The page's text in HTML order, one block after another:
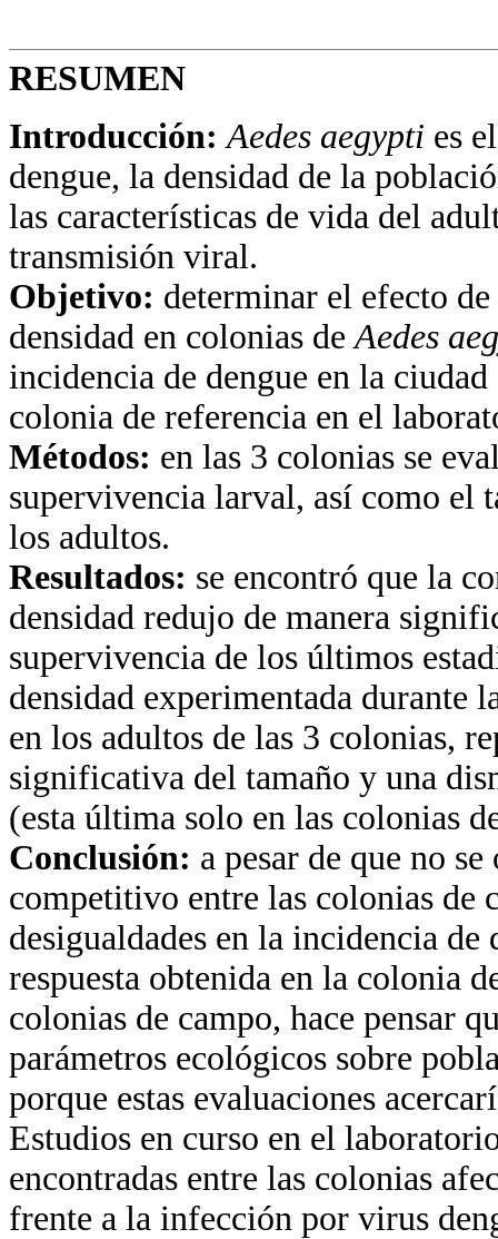
RESUMEN
Introducción:Aedes aegypti es
dengue, la densidad de la
las características de vida del
transmisión viral.
Objetivo: determinar el efecto
densidad en colonias deAedes
incidencia de dengue en la
colonia de referencia en el
Métodos: en las 3 colonias se
supervivencia larval, así como el
los adultos.
Resultados: se encontró que la
densidad redujo de manera
supervivencia de los últimos
densidad experimentada durante
en los adultos de las 3 colonias,
significativa del tamaño y una
(esta última solo en las colonias
Conclusión: a pesar de que no
competitivo entre las colonias de
desigualdades en la incidencia
respuesta obtenida en la colonia
colonias de campo, hace pensar
parámetros ecológicos sobre
porque estas evaluaciones
Estudios en curso en el
encontradas entre las colonias
frente a la infección por virus